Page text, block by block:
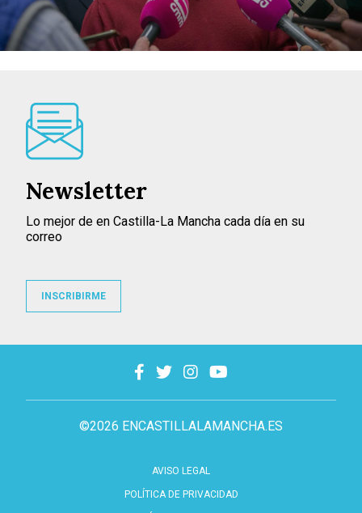
©2026 ENCASTILLALAMANCHA.ES
AVISO LEGAL
POLÍTICA DE PRIVACIDAD
Newsletter
Lo mejor de en Castilla-La Mancha cada día en su
correo
INSCRIBIRME